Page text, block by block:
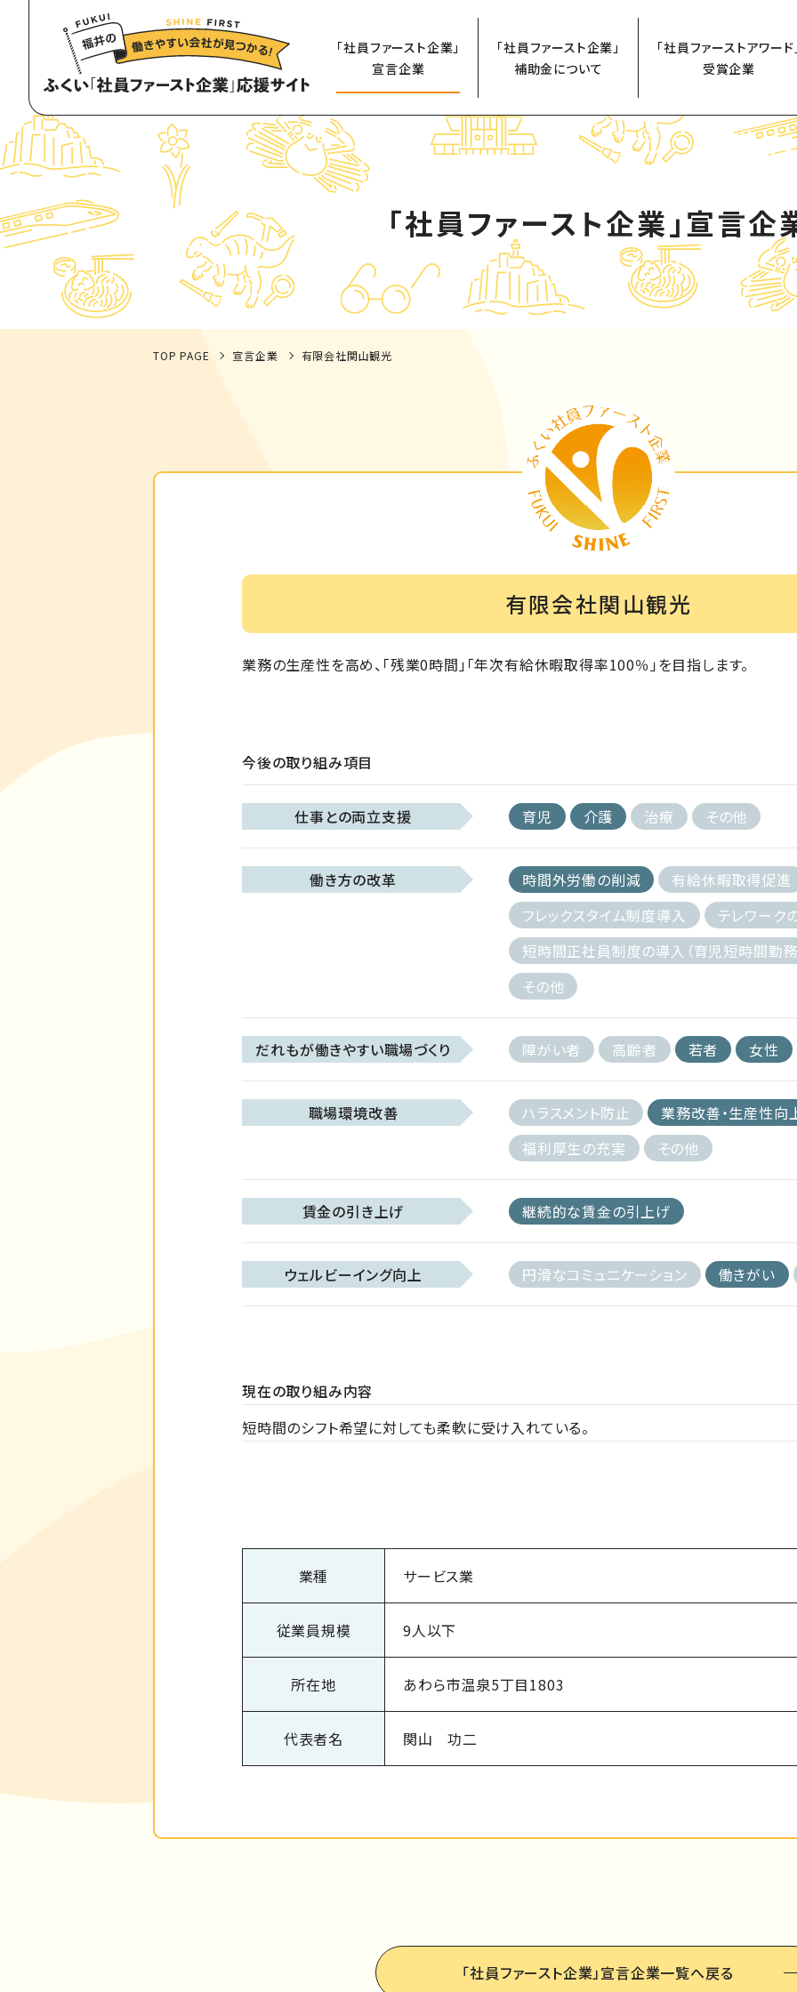
「社員ファースト企業」
宣言企業
「社員ファースト企業」
補助金について
「社員ファーストアワード
受賞企業
「社員ファースト企業」宣言企
TOP PAGE 宣言企業 有限会社関山観光
有限会社関山観光
業務の生産性を高め、「残業0時間」「年次有給休暇取得率100％」を目指します。
今後の取り組み項目
仕事との両立支援 育児 介護 治療 その他
働き方の改革 時間外労働の削減
有給休暇取得促進
フレックスタイム制度導入
テレワーク
短時間正社員制度の導入（育児短時間勤務
その他
だれもが働きやすい職場づくり 障がい者 高齢者 若者 女性
職場環境改善 ハラスメント防止
業務改善・生産性向
福利厚生の充実
その他
賃金の引き上げ 継続的な賃金の引上げ
ウェルビーイング向上 円滑なコミュニケーション 働きがい
現在の取り組み内容
短時間のシフト希望に対しても柔軟に受け入れている。
業種 サービス業
従業員規模 9人以下
所在地 あわら市温泉5丁目1803
代表者名 関山 功二
「社員ファースト企業」宣言企業一覧へ戻る